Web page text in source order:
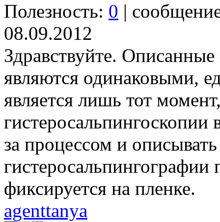
Полезность: 0 |
08.09.2012
Здравствуйте.
являются одинаковыми,
является лишь тот
гистеросальпингоскопии
за процессом и
гистеросальпингографии
фиксируется на пленке.
agenttanya